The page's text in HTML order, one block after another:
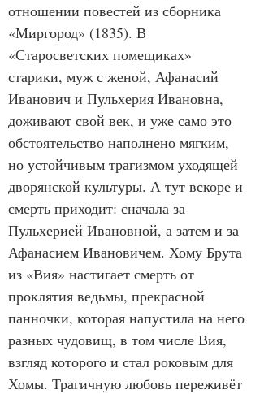
отношении повестей из сборника
«Миргород» (1835). В
«Старосветских помещиках»
старики, муж с женой, Афанасий
Иванович и Пульхерия Ивановна,
доживают свой век, и уже само это
обстоятельство наполнено мягким,
но устойчивым трагизмом уходящей
дворянской культуры. А тут вскоре и
смерть приходит: сначала за
Пульхерией Ивановной, а затем и за
Афанасием Ивановичем. Хому Брута
из «Вия» настигает смерть от
проклятия ведьмы, прекрасной
панночки, которая напустила на него
разных чудовищ, в том числе Вия,
взгляд которого и стал роковым для
Хомы. Трагичную любовь переживёт